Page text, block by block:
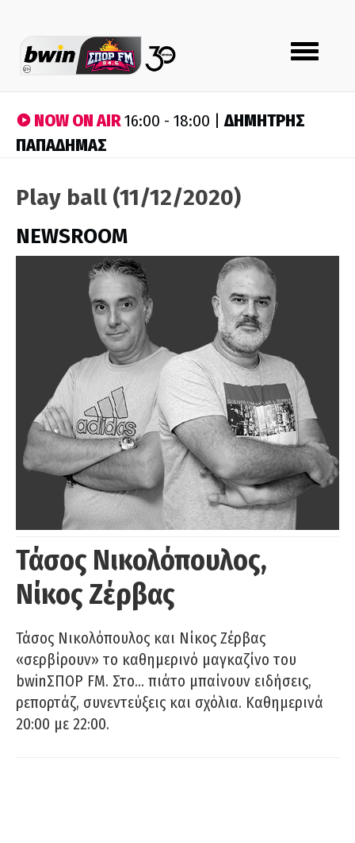
Toggle
navigation
NOW ON AIR16:00 - 18:00 |ΔΗΜΗΤΡΗΣ
ΠΑΠΑΔΗΜΑΣ
Play ball (11/12/2020)
NEWSROOM
Τάσος Νικολόπουλος,
Νίκος Ζέρβας
Τάσος Νικολόπουλος και Νίκος Ζέρβας
«σερβίρουν» το καθημερινό μαγκαζίνο του
bwinΣΠΟΡ FM. Στο… πιάτο μπαίνουν ειδήσεις,
ρεπορτάζ, συνεντεύξεις και σχόλια. Καθημερινά
20:00 με 22:00.